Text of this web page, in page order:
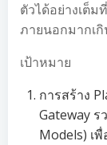
ตัวได้อย่างเต็
ภายนอกมากเ
เป้าหมาย
การสร้าง
Gateway
Models) เ